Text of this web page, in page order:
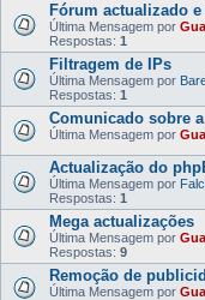
Fórum actualizado
Última Mensagem por
Respostas: 1
Filtragem de IPs
Última Mensagem por
Respostas: 1
Comunicado sobre
Última Mensagem por
Actualização do
Última Mensagem por
Respostas: 1
Mega actualizações
Última Mensagem por
Respostas: 9
Remoção de
Última Mensagem por